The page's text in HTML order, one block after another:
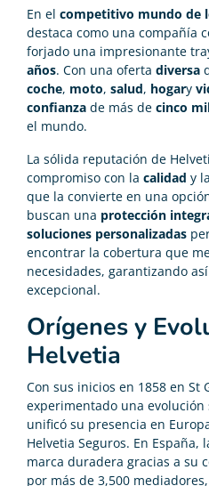
En el competitivo mundo de
destaca como una compañía
forjado una impresionante
años. Con una oferta diversa
coche, moto, salud, hogary
confianza de más de cinco
el mundo.
La sólida reputación de
compromiso con la calidad y la
que la convierte en una
buscan una protección
soluciones personalizadas
encontrar la cobertura que
necesidades, garantizando
excepcional.
Orígenes y
Helvetia
Con sus inicios en 1858 en St
experimentado una evolución
unificó su presencia en
Helvetia Seguros. En
marca duradera gracias a su
por más de 3,500